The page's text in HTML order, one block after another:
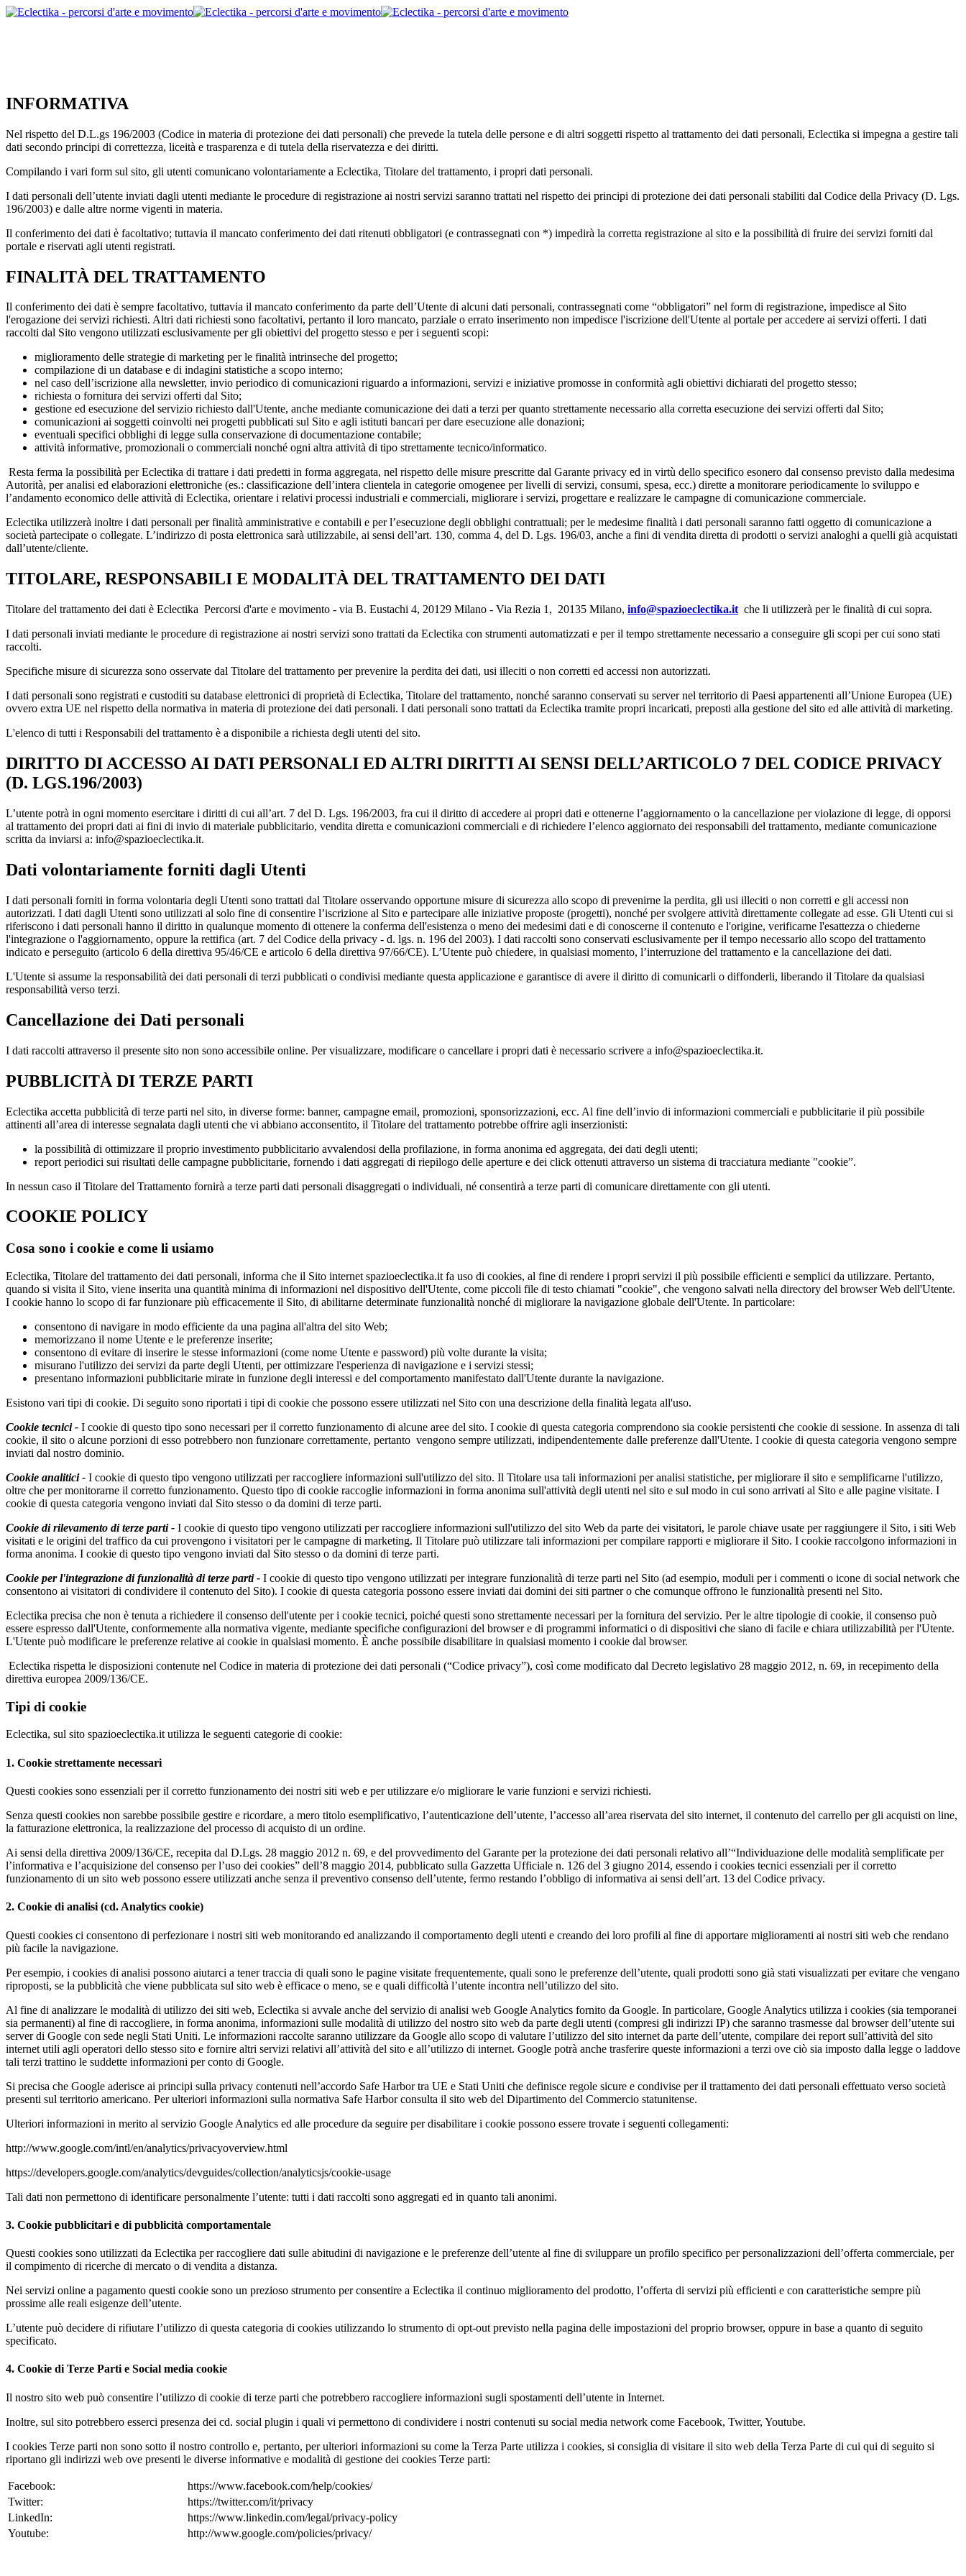
INFORMATIVA
Nel rispetto del D.L.gs 196/2003 (Codice in materia di protezione dei dati personali) che prevede la tutela delle persone e di altri soggetti rispetto al trattamento dei dati personali, Eclectika si impegna a gestire tali
dati secondo principi di correttezza, liceità e trasparenza e di tutela della riservatezza e dei diritti.
Compilando i vari form sul sito, gli utenti comunicano volontariamente a Eclectika, Titolare del trattamento, i propri dati personali.
I dati personali dell’utente inviati dagli utenti mediante le procedure di registrazione ai nostri servizi saranno trattati nel rispetto dei principi di protezione dei dati personali stabiliti dal Codice della Privacy (D. Lgs.
196/2003) e dalle altre norme vigenti in materia.
Il conferimento dei dati è facoltativo; tuttavia il mancato conferimento dei dati ritenuti obbligatori (e contrassegnati con *) impedirà la corretta registrazione al sito e la possibilità di fruire dei servizi forniti dal
portale e riservati agli utenti registrati.
FINALITÀ DEL TRATTAMENTO
Il conferimento dei dati è sempre facoltativo, tuttavia il mancato conferimento da parte dell’Utente di alcuni dati personali, contrassegnati come “obbligatori” nel form di registrazione, impedisce al Sito
l'erogazione dei servizi richiesti. Altri dati richiesti sono facoltativi, pertanto il loro mancato, parziale o errato inserimento non impedisce l'iscrizione dell'Utente al portale per accedere ai servizi offerti. I dati
raccolti dal Sito vengono utilizzati esclusivamente per gli obiettivi del progetto stesso e per i seguenti scopi:
miglioramento delle strategie di marketing per le finalità intrinseche del progetto;
compilazione di un database e di indagini statistiche a scopo interno;
nel caso dell’iscrizione alla newsletter, invio periodico di comunicazioni riguardo a informazioni, servizi e iniziative promosse in conformità agli obiettivi dichiarati del progetto stesso;
richiesta o fornitura dei servizi offerti dal Sito;
gestione ed esecuzione del servizio richiesto dall'Utente, anche mediante comunicazione dei dati a terzi per quanto strettamente necessario alla corretta esecuzione dei servizi offerti dal Sito;
comunicazioni ai soggetti coinvolti nei progetti pubblicati sul Sito e agli istituti bancari per dare esecuzione alle donazioni;
eventuali specifici obblighi di legge sulla conservazione di documentazione contabile;
attività informative, promozionali o commerciali nonché ogni altra attività di tipo strettamente tecnico/informatico.
Resta ferma la possibilità per Eclectika di trattare i dati predetti in forma aggregata, nel rispetto delle misure prescritte dal Garante privacy ed in virtù dello specifico esonero dal consenso previsto dalla medesima
Autorità, per analisi ed elaborazioni elettroniche (es.: classificazione dell’intera clientela in categorie omogenee per livelli di servizi, consumi, spesa, ecc.) dirette a monitorare periodicamente lo sviluppo e
l’andamento economico delle attività di Eclectika, orientare i relativi processi industriali e commerciali, migliorare i servizi, progettare e realizzare le campagne di comunicazione commerciale.
Eclectika utilizzerà inoltre i dati personali per finalità amministrative e contabili e per l’esecuzione degli obblighi contrattuali; per le medesime finalità i dati personali saranno fatti oggetto di comunicazione a
società partecipate o collegate. L’indirizzo di posta elettronica sarà utilizzabile, ai sensi dell’art. 130, comma 4, del D. Lgs. 196/03, anche a fini di vendita diretta di prodotti o servizi analoghi a quelli già acquistati
dall’utente/cliente.
TITOLARE, RESPONSABILI E MODALITÀ DEL TRATTAMENTO DEI DATI
Titolare del trattamento dei dati è Eclectika Percorsi d'arte e movimento - via B. Eustachi 4, 20129 Milano - Via Rezia 1, 20135 Milano, info@spazioeclectika.it che li utilizzerà per le finalità di cui sopra.
I dati personali inviati mediante le procedure di registrazione ai nostri servizi sono trattati da Eclectika con strumenti automatizzati e per il tempo strettamente necessario a conseguire gli scopi per cui sono stati
raccolti.
Specifiche misure di sicurezza sono osservate dal Titolare del trattamento per prevenire la perdita dei dati, usi illeciti o non corretti ed accessi non autorizzati.
I dati personali sono registrati e custoditi su database elettronici di proprietà di Eclectika, Titolare del trattamento, nonché saranno conservati su server nel territorio di Paesi appartenenti all’Unione Europea (UE)
ovvero extra UE nel rispetto della normativa in materia di protezione dei dati personali. I dati personali sono trattati da Eclectika tramite propri incaricati, preposti alla gestione del sito ed alle attività di marketing.
L'elenco di tutti i Responsabili del trattamento è a disponibile a richiesta degli utenti del sito.
DIRITTO DI ACCESSO AI DATI PERSONALI ED ALTRI DIRITTI AI SENSI DELL’ARTICOLO 7 DEL CODICE PRIVACY
(D. LGS.196/2003)
L’utente potrà in ogni momento esercitare i diritti di cui all’art. 7 del D. Lgs. 196/2003, fra cui il diritto di accedere ai propri dati e ottenerne l’aggiornamento o la cancellazione per violazione di legge, di opporsi
al trattamento dei propri dati ai fini di invio di materiale pubblicitario, vendita diretta e comunicazioni commerciali e di richiedere l’elenco aggiornato dei responsabili del trattamento, mediante comunicazione
scritta da inviarsi a: info@spazioeclectika.it.
Dati volontariamente forniti dagli Utenti
I dati personali forniti in forma volontaria degli Utenti sono trattati dal Titolare osservando opportune misure di sicurezza allo scopo di prevenirne la perdita, gli usi illeciti o non corretti e gli accessi non
autorizzati. I dati dagli Utenti sono utilizzati al solo fine di consentire l’iscrizione al Sito e partecipare alle iniziative proposte (progetti), nonché per svolgere attività direttamente collegate ad esse. Gli Utenti cui si
riferiscono i dati personali hanno il diritto in qualunque momento di ottenere la conferma dell'esistenza o meno dei medesimi dati e di conoscerne il contenuto e l'origine, verificarne l'esattezza o chiederne
l'integrazione o l'aggiornamento, oppure la rettifica (art. 7 del Codice della privacy - d. lgs. n. 196 del 2003). I dati raccolti sono conservati esclusivamente per il tempo necessario allo scopo del trattamento
indicato e perseguito (articolo 6 della direttiva 95/46/CE e articolo 6 della direttiva 97/66/CE). L’Utente può chiedere, in qualsiasi momento, l’interruzione del trattamento e la cancellazione dei dati.
L'Utente si assume la responsabilità dei dati personali di terzi pubblicati o condivisi mediante questa applicazione e garantisce di avere il diritto di comunicarli o diffonderli, liberando il Titolare da qualsiasi
responsabilità verso terzi.
Cancellazione dei Dati personali
I dati raccolti attraverso il presente sito non sono accessibile online. Per visualizzare, modificare o cancellare i propri dati è necessario scrivere a info@spazioeclectika.it.
PUBBLICITÀ DI TERZE PARTI
Eclectika accetta pubblicità di terze parti nel sito, in diverse forme: banner, campagne email, promozioni, sponsorizzazioni, ecc. Al fine dell’invio di informazioni commerciali e pubblicitarie il più possibile
attinenti all’area di interesse segnalata dagli utenti che vi abbiano acconsentito, il Titolare del trattamento potrebbe offrire agli inserzionisti:
la possibilità di ottimizzare il proprio investimento pubblicitario avvalendosi della profilazione, in forma anonima ed aggregata, dei dati degli utenti;
report periodici sui risultati delle campagne pubblicitarie, fornendo i dati aggregati di riepilogo delle aperture e dei click ottenuti attraverso un sistema di tracciatura mediante "cookie”.
In nessun caso il Titolare del Trattamento fornirà a terze parti dati personali disaggregati o individuali, né consentirà a terze parti di comunicare direttamente con gli utenti.
COOKIE POLICY
Cosa sono i cookie e come li usiamo
Eclectika, Titolare del trattamento dei dati personali, informa che il Sito internet spazioeclectika.it fa uso di cookies, al fine di rendere i propri servizi il più possibile efficienti e semplici da utilizzare. Pertanto,
quando si visita il Sito, viene inserita una quantità minima di informazioni nel dispositivo dell'Utente, come piccoli file di testo chiamati "cookie", che vengono salvati nella directory del browser Web dell'Utente.
I cookie hanno lo scopo di far funzionare più efficacemente il Sito, di abilitarne determinate funzionalità nonché di migliorare la navigazione globale dell'Utente. In particolare:
consentono di navigare in modo efficiente da una pagina all'altra del sito Web;
memorizzano il nome Utente e le preferenze inserite;
consentono di evitare di inserire le stesse informazioni (come nome Utente e password) più volte durante la visita;
misurano l'utilizzo dei servizi da parte degli Utenti, per ottimizzare l'esperienza di navigazione e i servizi stessi;
presentano informazioni pubblicitarie mirate in funzione degli interessi e del comportamento manifestato dall'Utente durante la navigazione.
Esistono vari tipi di cookie. Di seguito sono riportati i tipi di cookie che possono essere utilizzati nel Sito con una descrizione della finalità legata all'uso.
Cookie tecnici - I cookie di questo tipo sono necessari per il corretto funzionamento di alcune aree del sito. I cookie di questa categoria comprendono sia cookie persistenti che cookie di sessione. In assenza di tali
cookie, il sito o alcune porzioni di esso potrebbero non funzionare correttamente, pertanto vengono sempre utilizzati, indipendentemente dalle preferenze dall'Utente. I cookie di questa categoria vengono sempre
inviati dal nostro dominio.
Cookie analitici - I cookie di questo tipo vengono utilizzati per raccogliere informazioni sull'utilizzo del sito. Il Titolare usa tali informazioni per analisi statistiche, per migliorare il sito e semplificarne l'utilizzo,
oltre che per monitorarne il corretto funzionamento. Questo tipo di cookie raccoglie informazioni in forma anonima sull'attività degli utenti nel sito e sul modo in cui sono arrivati al Sito e alle pagine visitate. I
cookie di questa categoria vengono inviati dal Sito stesso o da domini di terze parti.
Cookie di rilevamento di terze parti - I cookie di questo tipo vengono utilizzati per raccogliere informazioni sull'utilizzo del sito Web da parte dei visitatori, le parole chiave usate per raggiungere il Sito, i siti Web
visitati e le origini del traffico da cui provengono i visitatori per le campagne di marketing. Il Titolare può utilizzare tali informazioni per compilare rapporti e migliorare il Sito. I cookie raccolgono informazioni in
forma anonima. I cookie di questo tipo vengono inviati dal Sito stesso o da domini di terze parti.
Cookie per l'integrazione di funzionalità di terze parti - I cookie di questo tipo vengono utilizzati per integrare funzionalità di terze parti nel Sito (ad esempio, moduli per i commenti o icone di social network che
consentono ai visitatori di condividere il contenuto del Sito). I cookie di questa categoria possono essere inviati dai domini dei siti partner o che comunque offrono le funzionalità presenti nel Sito.
Eclectika precisa che non è tenuta a richiedere il consenso dell'utente per i cookie tecnici, poiché questi sono strettamente necessari per la fornitura del servizio. Per le altre tipologie di cookie, il consenso può
essere espresso dall'Utente, conformemente alla normativa vigente, mediante specifiche configurazioni del browser e di programmi informatici o di dispositivi che siano di facile e chiara utilizzabilità per l'Utente.
L'Utente può modificare le preferenze relative ai cookie in qualsiasi momento. È anche possibile disabilitare in qualsiasi momento i cookie dal browser.
Eclectika rispetta le disposizioni contenute nel Codice in materia di protezione dei dati personali (“Codice privacy”), così come modificato dal Decreto legislativo 28 maggio 2012, n. 69, in recepimento della
direttiva europea 2009/136/CE.
Tipi di cookie
Eclectika, sul sito spazioeclectika.it utilizza le seguenti categorie di cookie:
1. Cookie strettamente necessari
Questi cookies sono essenziali per il corretto funzionamento dei nostri siti web e per utilizzare e/o migliorare le varie funzioni e servizi richiesti.
Senza questi cookies non sarebbe possibile gestire e ricordare, a mero titolo esemplificativo, l’autenticazione dell’utente, l’accesso all’area riservata del sito internet, il contenuto del carrello per gli acquisti on line,
la fatturazione elettronica, la realizzazione del processo di acquisto di un ordine.
Ai sensi della direttiva 2009/136/CE, recepita dal D.Lgs. 28 maggio 2012 n. 69, e del provvedimento del Garante per la protezione dei dati personali relativo all’“Individuazione delle modalità semplificate per
l’informativa e l’acquisizione del consenso per l’uso dei cookies” dell’8 maggio 2014, pubblicato sulla Gazzetta Ufficiale n. 126 del 3 giugno 2014, essendo i cookies tecnici essenziali per il corretto
funzionamento di un sito web possono essere utilizzati anche senza il preventivo consenso dell’utente, fermo restando l’obbligo di informativa ai sensi dell’art. 13 del Codice privacy.
2. Cookie di analisi (cd. Analytics cookie)
Questi cookies ci consentono di perfezionare i nostri siti web monitorando ed analizzando il comportamento degli utenti e creando dei loro profili al fine di apportare miglioramenti ai nostri siti web che rendano
più facile la navigazione.
Per esempio, i cookies di analisi possono aiutarci a tener traccia di quali sono le pagine visitate frequentemente, quali sono le preferenze dell’utente, quali prodotti sono già stati visualizzati per evitare che vengano
riproposti, se la pubblicità che viene pubblicata sul sito web è efficace o meno, se e quali difficoltà l’utente incontra nell’utilizzo del sito.
Al fine di analizzare le modalità di utilizzo dei siti web, Eclectika si avvale anche del servizio di analisi web Google Analytics fornito da Google. In particolare, Google Analytics utilizza i cookies (sia temporanei
sia permanenti) al fine di raccogliere, in forma anonima, informazioni sulle modalità di utilizzo del nostro sito web da parte degli utenti (compresi gli indirizzi IP) che saranno trasmesse dal browser dell’utente sui
server di Google con sede negli Stati Uniti. Le informazioni raccolte saranno utilizzare da Google allo scopo di valutare l’utilizzo del sito internet da parte dell’utente, compilare dei report sull’attività del sito
internet utili agli operatori dello stesso sito e fornire altri servizi relativi all’attività del sito e all’utilizzo di internet. Google potrà anche trasferire queste informazioni a terzi ove ciò sia imposto dalla legge o laddove
tali terzi trattino le suddette informazioni per conto di Google.
Si precisa che Google aderisce ai principi sulla privacy contenuti nell’accordo Safe Harbor tra UE e Stati Uniti che definisce regole sicure e condivise per il trattamento dei dati personali effettuato verso società
presenti sul territorio americano. Per ulteriori informazioni sulla normativa Safe Harbor consulta il sito web del Dipartimento del Commercio statunitense.
Ulteriori informazioni in merito al servizio Google Analytics ed alle procedure da seguire per disabilitare i cookie possono essere trovate i seguenti collegamenti:
http://www.google.com/intl/en/analytics/privacyoverview.html
https://developers.google.com/analytics/devguides/collection/analyticsjs/cookie-usage
Tali dati non permettono di identificare personalmente l’utente: tutti i dati raccolti sono aggregati ed in quanto tali anonimi.
3. Cookie pubblicitari e di pubblicità comportamentale
Questi cookies sono utilizzati da Eclectika per raccogliere dati sulle abitudini di navigazione e le preferenze dell’utente al fine di sviluppare un profilo specifico per personalizzazioni dell’offerta commerciale, per
il compimento di ricerche di mercato o di vendita a distanza.
Nei servizi online a pagamento questi cookie sono un prezioso strumento per consentire a Eclectika il continuo miglioramento del prodotto, l’offerta di servizi più efficienti e con caratteristiche sempre più
prossime alle reali esigenze dell’utente.
L’utente può decidere di rifiutare l’utilizzo di questa categoria di cookies utilizzando lo strumento di opt-out previsto nella pagina delle impostazioni del proprio browser, oppure in base a quanto di seguito
specificato.
4. Cookie di Terze Parti e Social media cookie
Il nostro sito web può consentire l’utilizzo di cookie di terze parti che potrebbero raccogliere informazioni sugli spostamenti dell’utente in Internet.
Inoltre, sul sito potrebbero esserci presenza dei cd. social plugin i quali vi permettono di condividere i nostri contenuti su social media network come Facebook, Twitter, Youtube.
I cookies Terze parti non sono sotto il nostro controllo e, pertanto, per ulteriori informazioni su come la Terza Parte utilizza i cookies, si consiglia di visitare il sito web della Terza Parte di cui qui di seguito si
riportano gli indirizzi web ove presenti le diverse informative e modalità di gestione dei cookies Terze parti:
Facebook:
https://www.facebook.com/help/cookies/
Twitter:
https://twitter.com/it/privacy
LinkedIn:
https://www.linkedin.com/legal/privacy-policy
Youtube:
http://www.google.com/policies/privacy/